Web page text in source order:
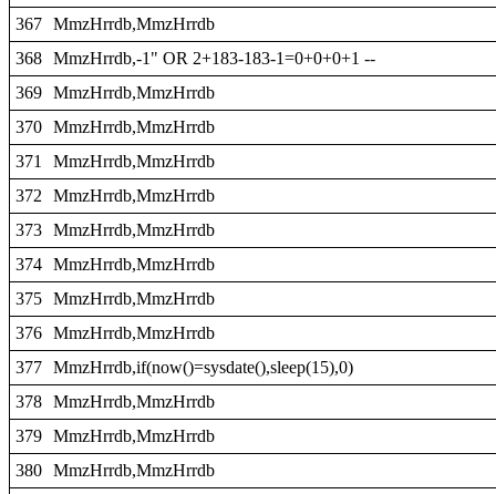
367 MmzHrrdb,MmzHrrdb
368 MmzHrrdb,-1" OR 2+183-183-1=0+0+0+1 --
369 MmzHrrdb,MmzHrrdb
370 MmzHrrdb,MmzHrrdb
371
MmzHrrdb,MmzHrrdb
372
MmzHrrdb,MmzHrrdb
373 MmzHrrdb,MmzHrrdb
374 MmzHrrdb,MmzHrrdb
375 MmzHrrdb,MmzHrrdb
376 MmzHrrdb,MmzHrrdb
377 MmzHrrdb,if(now()=sysdate(),sleep(15),0)
378 MmzHrrdb,MmzHrrdb
379 MmzHrrdb,MmzHrrdb
380 MmzHrrdb,MmzHrrdb